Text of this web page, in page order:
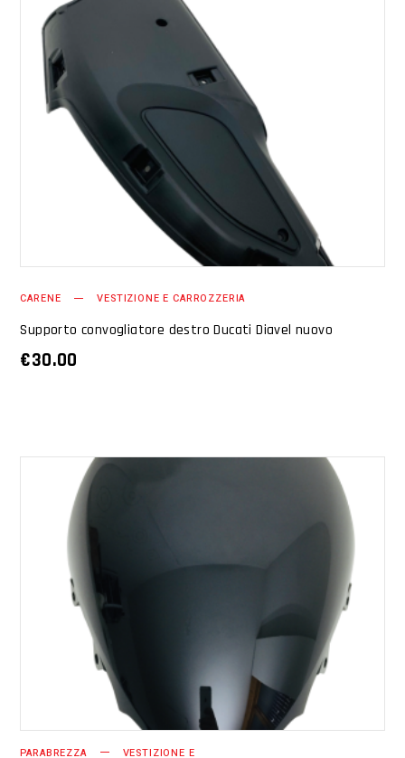
AGGIUNGI AL CARRELLO
CARENE VESTIZIONE E CARROZZERIA
Supporto convogliatore destro Ducati Diavel nuovo
€30.00
PARABREZZA VESTIZIONE E